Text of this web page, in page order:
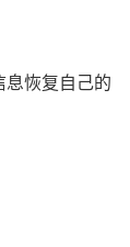
息恢复自己的